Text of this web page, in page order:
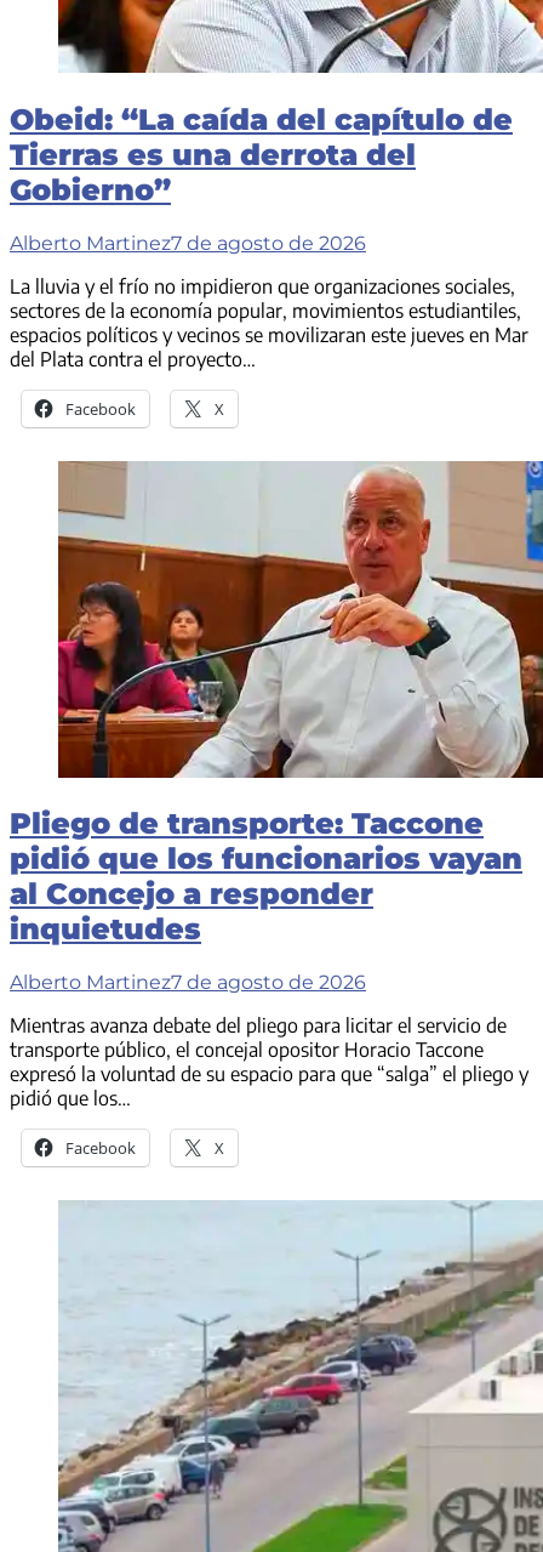
Obeid: “La caída del capítulo de
Tierras es una derrota del
Gobierno”
Alberto Martinez7 de agosto de 2026
La lluvia y el frío no impidieron que organizaciones sociales,
sectores de la economía popular, movimientos estudiantiles,
espacios políticos y vecinos se movilizaran este jueves en Mar
del Plata contra el proyecto…
Facebook X
Pliego de transporte: Taccone
pidió que los funcionarios vayan
al Concejo a responder
inquietudes
Alberto Martinez7 de agosto de 2026
Mientras avanza debate del pliego para licitar el servicio de
transporte público, el concejal opositor Horacio Taccone
expresó la voluntad de su espacio para que “salga” el pliego y
pidió que los…
Facebook X